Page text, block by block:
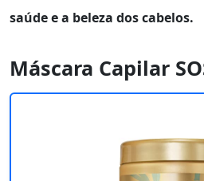
saúde e a beleza dos cabelos.
Máscara Capilar